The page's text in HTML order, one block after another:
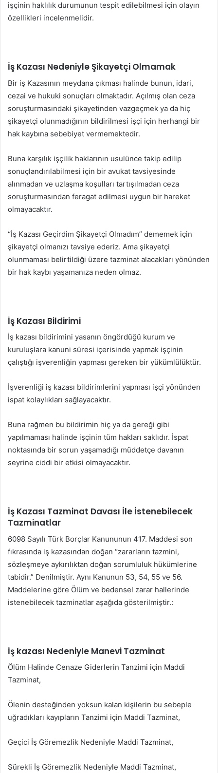
işçinin haklılık durumunun tespit edilebilmesi için olayın
özellikleri incelenmelidir.
İş Kazası Nedeniyle Şikayetçi Olmamak
Bir iş Kazasının meydana çıkması halinde bunun, idari,
cezai ve hukuki sonuçları olmaktadır. Açılmış olan ceza
soruşturmasındaki şikayetinden vazgeçmek ya da hiç
şikayetçi olunmadığının bildirilmesi işçi için herhangi bir
hak kaybına sebebiyet vermemektedir.
Buna karşılık işçilik haklarının usulünce takip edilip
sonuçlandırılabilmesi için bir avukat tavsiyesinde
alınmadan ve uzlaşma koşulları tartışılmadan ceza
soruşturmasından feragat edilmesi uygun bir hareket
olmayacaktır.
“İş Kazası Geçirdim Şikayetçi Olmadım” dememek için
şikayetçi olmanızı tavsiye ederiz. Ama şikayetçi
olunmaması belirtildiği üzere tazminat alacakları yönünden
bir hak kaybı yaşamanıza neden olmaz.
İş Kazası Bildirimi
İş kazası bildirimini yasanın öngördüğü kurum ve
kuruluşlara kanuni süresi içerisinde yapmak işçinin
çalıştığı işverenliğin yapması gereken bir yükümlülüktür.
İşverenliği iş kazası bildirimlerini yapması işçi yönünden
ispat kolaylıkları sağlayacaktır.
Buna rağmen bu bildirimin hiç ya da gereği gibi
yapılmaması halinde işçinin tüm hakları saklıdır. İspat
noktasında bir sorun yaşamadığı müddetçe davanın
seyrine ciddi bir etkisi olmayacaktır.
İş Kazası Tazminat Davası İle İstenebilecek
Tazminatlar
6098 Sayılı Türk Borçlar Kanununun 417. Maddesi son
fıkrasında iş kazasından doğan “zararların tazmini,
sözleşmeye aykırılıktan doğan sorumluluk hükümlerine
tabidir.” Denilmiştir. Aynı Kanunun 53, 54, 55 ve 56.
Maddelerine göre Ölüm ve bedensel zarar hallerinde
istenebilecek tazminatlar aşağıda gösterilmiştir.:
İş kazası Nedeniyle Manevi Tazminat
Ölüm Halinde Cenaze Giderlerin Tanzimi için Maddi
Tazminat,
Ölenin desteğinden yoksun kalan kişilerin bu sebeple
uğradıkları kayıpların Tanzimi için Maddi Tazminat,
Geçici İş Göremezlik Nedeniyle Maddi Tazminat,
Sürekli İş Göremezlik Nedeniyle Maddi Tazminat,